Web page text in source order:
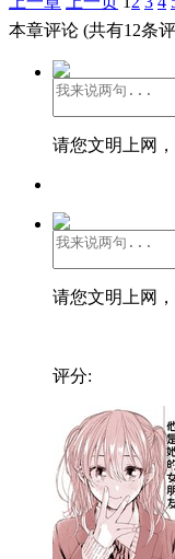
本章评论 (共有12条
请您文明上网
请您文明上网
评分: